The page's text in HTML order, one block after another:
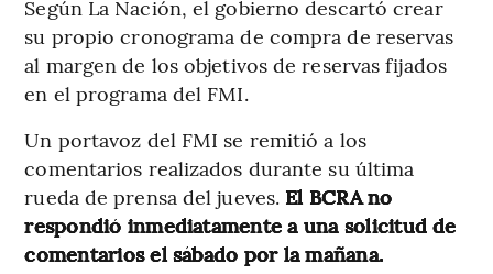
Según La Nación, el gobierno descartó crear
su propio cronograma de compra de reservas
al margen de los objetivos de reservas fijados
en el programa del FMI.
Un portavoz del FMI se remitió a los
comentarios realizados durante su última
rueda de prensa del jueves. El BCRA no
respondió inmediatamente a una solicitud de
comentarios el sábado por la mañana.